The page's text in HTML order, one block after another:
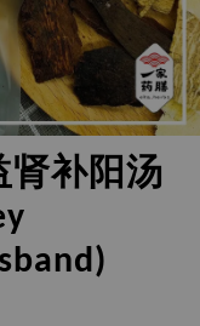
肾补阳汤